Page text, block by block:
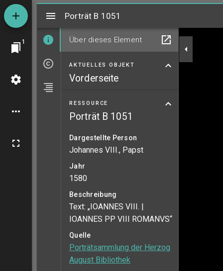
1
MiradorPorträt B 1051
Über dieses Element
AKTUELLES OBJEKT
Vorderseite
RESSOURCE
Porträt B 1051
Dargestellte Person
Johannes VIII., Papst
Jahr
1580
Beschreibung
Text: „IOANNES VIII. |
IOANNES PP VIII ROMANVS“
Quelle
Porträtsammlung der Herzog
August Bibliothek
Porträt B 1051